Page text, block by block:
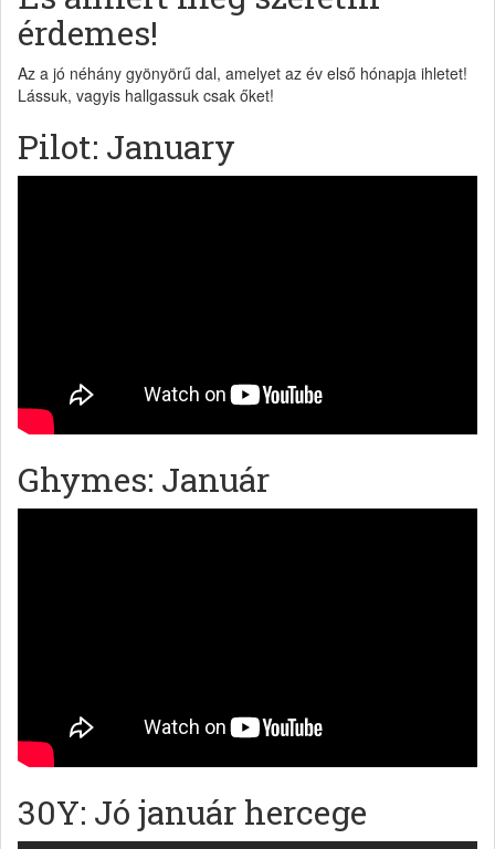
érdemes!
Az a jó néhány gyönyörű dal, amelyet az év első hónapja ihletet!
Lássuk, vagyis hallgassuk csak őket!
Pilot: January
Ghymes: Január
30Y: Jó január hercege